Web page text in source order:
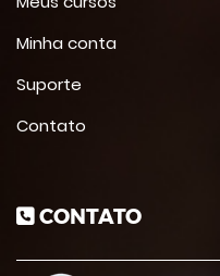
Minha conta
Suporte
Contato
CONTATO